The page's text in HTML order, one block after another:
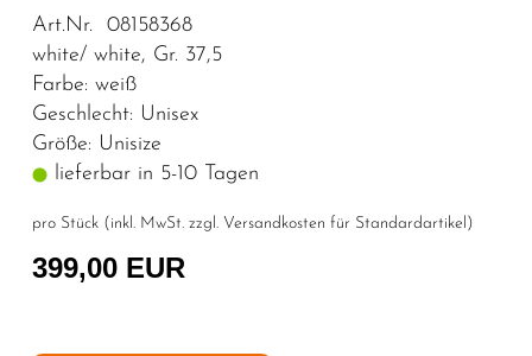
Art.Nr. 08158368
white/ white, Gr. 37,5
Farbe: weiß
Geschlecht: Unisex
Größe: Unisize
lieferbar in 5-10 Tagen
pro Stück (inkl. MwSt. zzgl. Versandkosten für Standardartikel )
399,00 EUR